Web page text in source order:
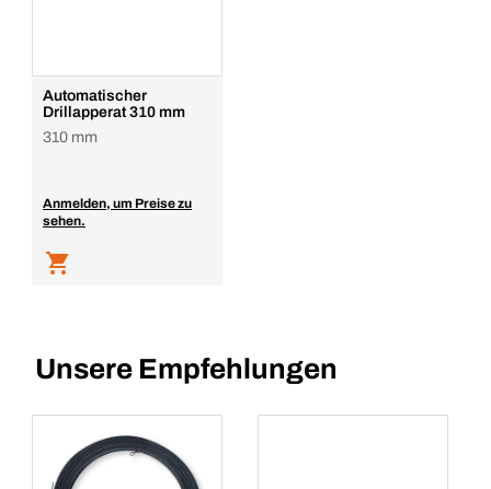
Automatischer
Drillapperat 310 mm
310 mm
Anmelden, um Preise zu
sehen.
Unsere Empfehlungen